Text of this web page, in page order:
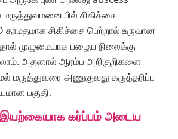
சிகிச்சை
தாமதமாக சிகிச்சை பெற்றால் உருவான
முழுமையாக பழைய நிலைக்கு
அதனால் ஆரம்ப அறிகுறிகளை
மருத்துவரை அணுகுவது கருத்தரிப்பு
பகுதி.
இயற்கையாக கர்ப்பம் அடைய